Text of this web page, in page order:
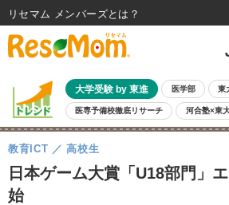
大学受験 by 東進 医学部 東
医専予備校徹底リサーチ 河合塾×東
親子で考える大学選び 高校受験 中学受験
共通テスト 夏休み
8月開催イベント・WS 全国公立高校 過去問 人
自由研究教材（小学生向け）
日本ゲーム大賞「U18部門」
始
教育ICT 高校生
リセマム メンバーズ